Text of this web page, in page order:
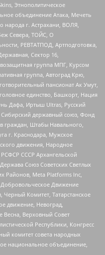
Этнополитическое
объединение Атака, Мечеть
г. Астрахани, ВОЛЯ,
Севера, ТОЙС, О
РЕВТАТПОД, Артподготовка,
Сектор 16,
группа МПГ, Курсом
группа, Автоград Крю,
пансионат Ак Умут,
единство, Башкорт, Нация
Дафа, Иртыш Ultras, Русский
державный союз, Фонд
Штабы Навального,
г. Краснодара, Мужское
движения, Народное
СССР Архангельской
Союз Советских Светлых
Районов, Meta Platforms Inc,
Движение
Черный Комитет, Татарстанское
движение, Невоград,
Верховный Совет
Республики, Конгресс
комитет совета народных
национальное объединение,